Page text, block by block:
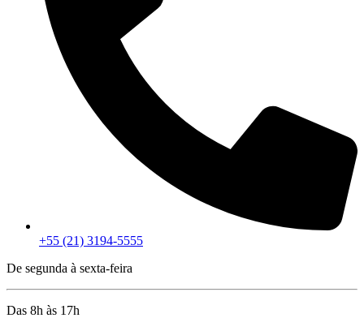
+55 (21) 3194-5555
De segunda à sexta-feira
Das 8h às 17h